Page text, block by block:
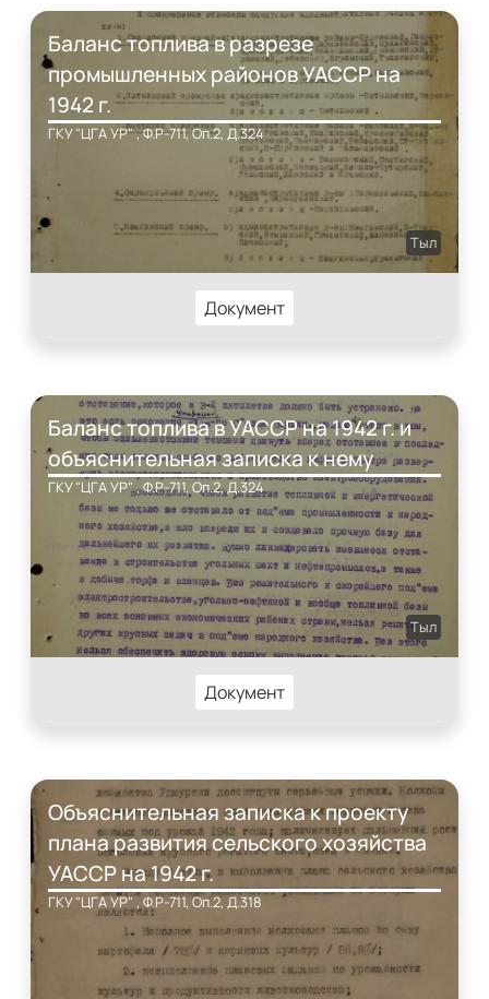
Баланс топлива в разрезе
промышленных районов УАССР на
1942 г.
ГКУ "ЦГА УР" , Ф.Р-711, Оп.2, Д.324
Тыл
Документ
Баланс топлива в УАССР на 1942 г. и
объяснительная записка к нему
ГКУ "ЦГА УР" , Ф.Р-711, Оп.2, Д.324
Тыл
Документ
Объяснительная записка к проекту
плана развития сельского хозяйства
УАССР на 1942 г.
ГКУ "ЦГА УР" , Ф.Р-711, Оп.2, Д.318